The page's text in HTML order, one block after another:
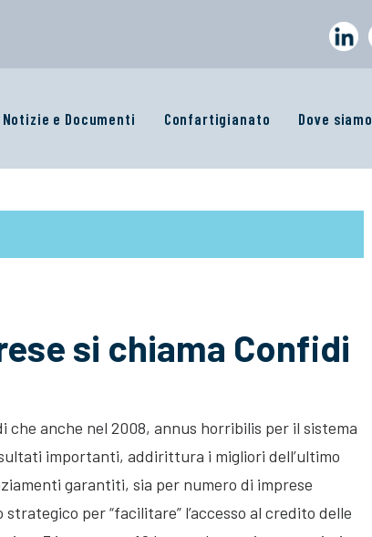
Notizie e Documenti Confartigianato Dove siamo
si chiama Confidi
anche nel 2008, annus horribilis per il sistema
importanti, addirittura i migliori dell’ultimo
garantiti, sia per numero di imprese
per “facilitare” l’accesso al credito delle